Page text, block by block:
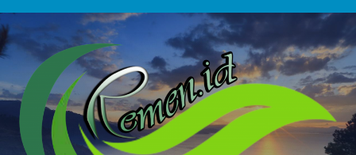
Skip
to
content